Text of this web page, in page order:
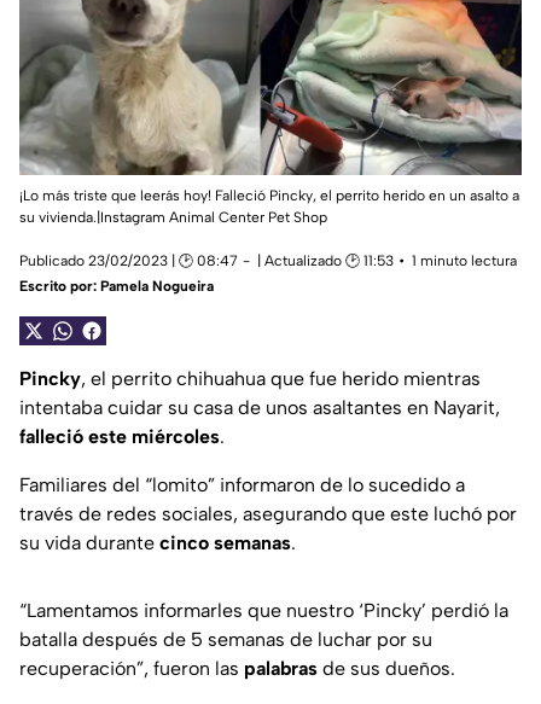
¡Lo más triste que leerás hoy! Falleció Pincky, el perrito herido en un asalto a
su vivienda.|Instagram Animal Center Pet Shop
Publicado 23/02/2023 | 🕑 08:47 | Actualizado 🕑 11:53
1 minuto lectura
Escrito por: Pamela Nogueira
Pincky, el perrito chihuahua que fue herido mientras
intentaba cuidar su casa de unos asaltantes en Nayarit,
falleció este miércoles.
Familiares del “lomito” informaron de lo sucedido a
través de redes sociales, asegurando que este luchó por
su vida durante cinco semanas.
“Lamentamos informarles que nuestro ‘Pincky’ perdió la
batalla después de 5 semanas de luchar por su
recuperación”, fueron las palabras de sus dueños.